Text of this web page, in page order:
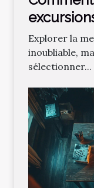
tromper ?
Explorer la
inoubliable,
sélectionner...